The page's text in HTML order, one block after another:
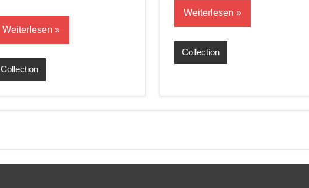
Weiterlesen
Collection
Weiterlesen
Collection